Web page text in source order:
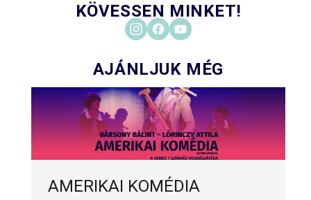
KÖVESSEN MINKET!
AJÁNLJUK MÉG
AMERIKAI KOMÉDIA